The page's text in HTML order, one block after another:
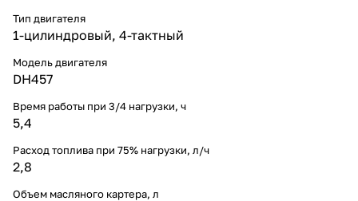
Тип двигателя
1-цилиндровый, 4-тактный
Модель двигателя
DH457
Время работы при 3/4 нагрузки, ч
5,4
Расход топлива при 75% нагрузки, л/ч
2,8
Объем масляного картера, л